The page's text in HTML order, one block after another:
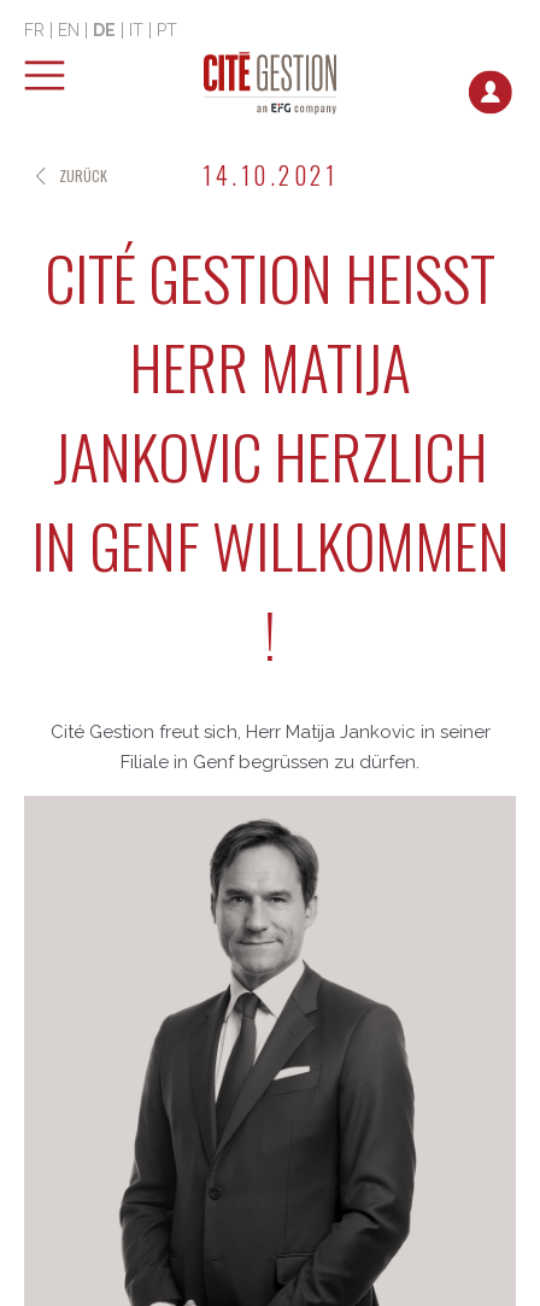
FR EN DE IT PT
14.10.2021
CITÉ GESTION HEISST
HERR MATIJA
JANKOVIC HERZLICH
IN GENF WILLKOMMEN
!
Cité Gestion freut sich, Herr Matija Jankovic in seiner
Filiale in Genf begrüssen zu dürfen.
ZURÜCK